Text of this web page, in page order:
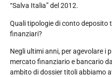
“Salva Italia” del 2012.
Quali tipologie di conto
finanziari?
Negli ultimi anni, per agevolare i
mercato finanziario e bancario
ambito di dossier titoli abbiamo